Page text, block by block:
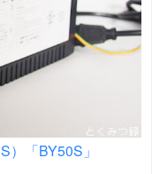
）「BY50S」